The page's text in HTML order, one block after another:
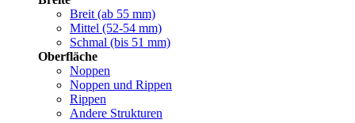
Breit (ab 55 mm)
Mittel (52-54 mm)
Schmal (bis 51 mm)
Oberfläche
Noppen
Noppen und Rippen
Rippen
Andere Strukturen